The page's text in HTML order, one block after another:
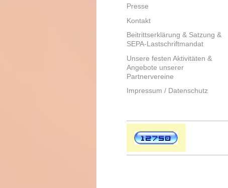
Presse
Kontakt
Beitrittserklärung & Satzung &
SEPA-Lastschriftmandat
Unsere festen Aktivitäten &
Angebote unserer
Partnervereine
Impressum / Datenschutz